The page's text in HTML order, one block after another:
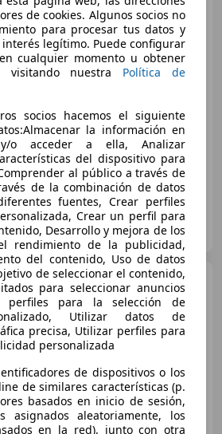
Opel Astra1.6CDTi S/S
Dynamic 110
Súper oferta
Diésel 81 kW (110 CV)
Opel Astra1.4T S/S Dynamic
Aut. 150
€ 11.390
Súperoferta
Gasolina 110 kW (150 CV)
de cookies. Algunos socios no
para procesar tus datos y
legítimo. Puede configurar
cualquier momento u obtener
visitando nuestra Política de
socios hacemos el siguiente
la información en
o acceder a ella, Analizar
del dispositivo para
al público a través de
de la combinación de datos
fuentes, Crear perfiles
Crear un perfil para
Desarrollo y mejora de los
rendimiento de la publicidad,
del contenido, Uso de datos
de seleccionar el contenido,
para seleccionar anuncios
perfiles para la selección de
Utilizar datos de
precisa, Utilizar perfiles para
personalizada
de dispositivos o los
de similares características (p.
basados en inicio de sesión,
asignados aleatoriamente, los
en la red), junto con otra